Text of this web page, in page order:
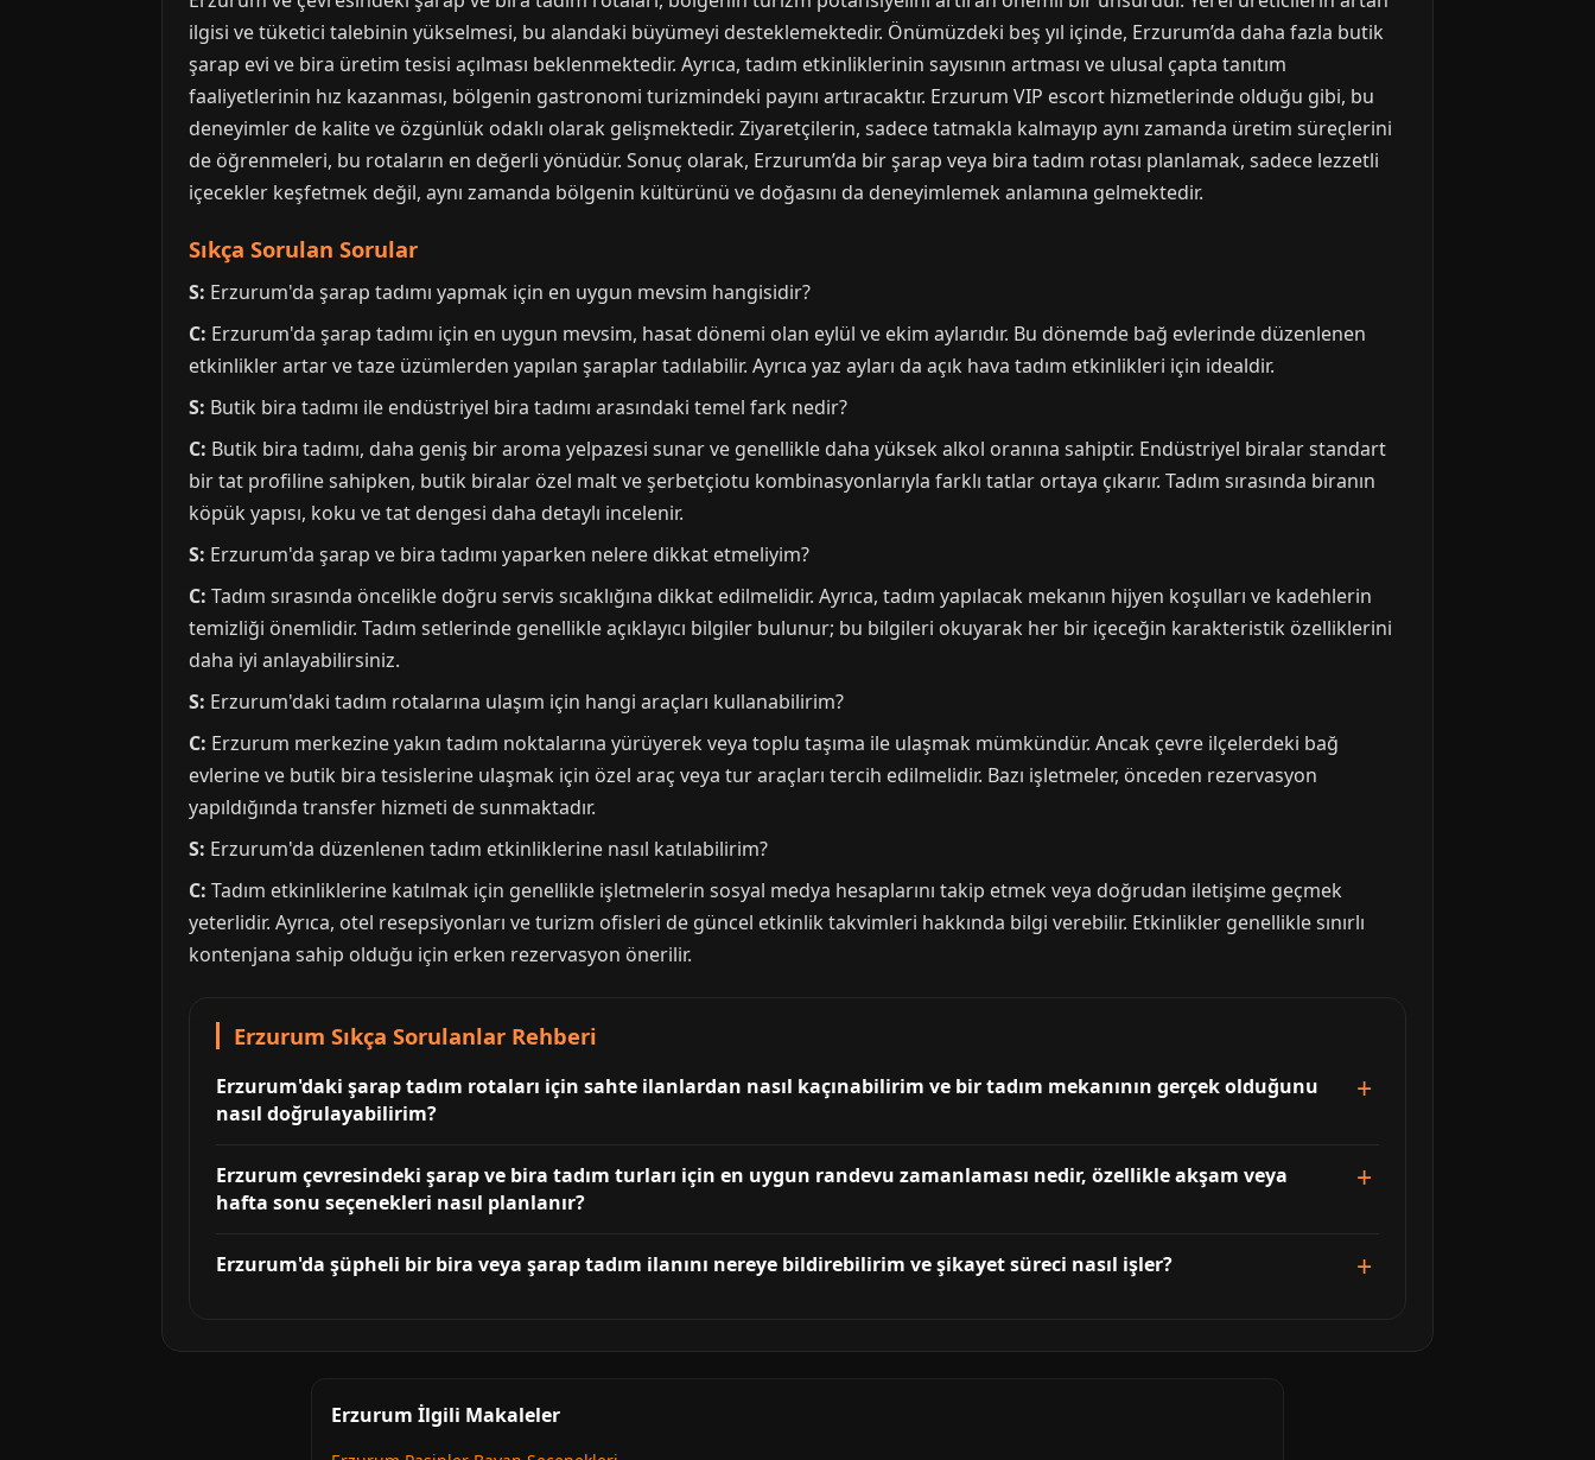
ilgisi ve tüketici talebinin yükselmesi, bu alandaki büyümeyi desteklemektedir. Önümüzdeki beş yıl içinde, Erzurum’da daha fazla butik
şarap evi ve bira üretim tesisi açılması beklenmektedir. Ayrıca, tadım etkinliklerinin sayısının artması ve ulusal çapta tanıtım
faaliyetlerinin hız kazanması, bölgenin gastronomi turizmindeki payını artıracaktır. Erzurum VIP escort hizmetlerinde olduğu gibi, bu
deneyimler de kalite ve özgünlük odaklı olarak gelişmektedir. Ziyaretçilerin, sadece tatmakla kalmayıp aynı zamanda üretim süreçlerini
de öğrenmeleri, bu rotaların en değerli yönüdür. Sonuç olarak, Erzurum’da bir şarap veya bira tadım rotası planlamak, sadece lezzetli
içecekler keşfetmek değil, aynı zamanda bölgenin kültürünü ve doğasını da deneyimlemek anlamına gelmektedir.
Sıkça Sorulan Sorular
S: Erzurum'da şarap tadımı yapmak için en uygun mevsim hangisidir?
C: Erzurum'da şarap tadımı için en uygun mevsim, hasat dönemi olan eylül ve ekim aylarıdır. Bu dönemde bağ evlerinde düzenlenen
etkinlikler artar ve taze üzümlerden yapılan şaraplar tadılabilir. Ayrıca yaz ayları da açık hava tadım etkinlikleri için idealdir.
S: Butik bira tadımı ile endüstriyel bira tadımı arasındaki temel fark nedir?
C: Butik bira tadımı, daha geniş bir aroma yelpazesi sunar ve genellikle daha yüksek alkol oranına sahiptir. Endüstriyel biralar standart
bir tat profiline sahipken, butik biralar özel malt ve şerbetçiotu kombinasyonlarıyla farklı tatlar ortaya çıkarır. Tadım sırasında biranın
köpük yapısı, koku ve tat dengesi daha detaylı incelenir.
S: Erzurum'da şarap ve bira tadımı yaparken nelere dikkat etmeliyim?
C: Tadım sırasında öncelikle doğru servis sıcaklığına dikkat edilmelidir. Ayrıca, tadım yapılacak mekanın hijyen koşulları ve kadehlerin
temizliği önemlidir. Tadım setlerinde genellikle açıklayıcı bilgiler bulunur; bu bilgileri okuyarak her bir içeceğin karakteristik özelliklerini
daha iyi anlayabilirsiniz.
S: Erzurum'daki tadım rotalarına ulaşım için hangi araçları kullanabilirim?
C: Erzurum merkezine yakın tadım noktalarına yürüyerek veya toplu taşıma ile ulaşmak mümkündür. Ancak çevre ilçelerdeki bağ
evlerine ve butik bira tesislerine ulaşmak için özel araç veya tur araçları tercih edilmelidir. Bazı işletmeler, önceden rezervasyon
yapıldığında transfer hizmeti de sunmaktadır.
S: Erzurum'da düzenlenen tadım etkinliklerine nasıl katılabilirim?
C: Tadım etkinliklerine katılmak için genellikle işletmelerin sosyal medya hesaplarını takip etmek veya doğrudan iletişime geçmek
yeterlidir. Ayrıca, otel resepsiyonları ve turizm ofisleri de güncel etkinlik takvimleri hakkında bilgi verebilir. Etkinlikler genellikle sınırlı
kontenjana sahip olduğu için erken rezervasyon önerilir.
Erzurum Sıkça Sorulanlar Rehberi
Erzurum'daki şarap tadım rotaları için sahte ilanlardan nasıl kaçınabilirim ve bir tadım mekanının gerçek olduğunu
nasıl doğrulayabilirim?
Erzurum çevresindeki şarap ve bira tadım turları için en uygun randevu zamanlaması nedir, özellikle akşam veya
hafta sonu seçenekleri nasıl planlanır?
Erzurum'da şüpheli bir bira veya şarap tadım ilanını nereye bildirebilirim ve şikayet süreci nasıl işler?
Erzurum İlgili Makaleler